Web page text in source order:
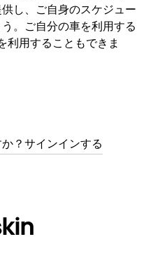
し、ご自身のスケジュー
。ご自分の車を利用する
利用することもできま
？サインインする